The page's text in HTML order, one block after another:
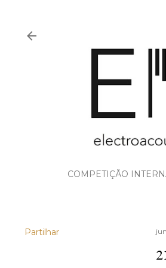
COMPETIÇÃO
Partilhar